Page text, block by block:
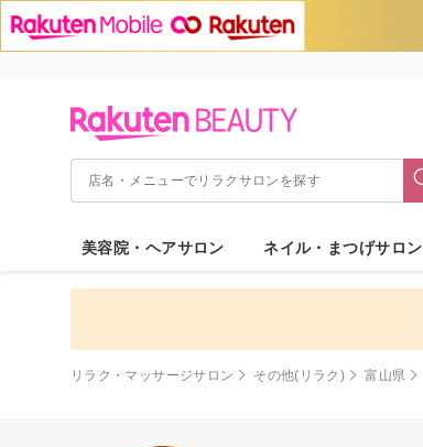
美容院・ヘアサロン ネイル・まつげサロン
リラク・マッサージサロン その他(リラク) 富山県